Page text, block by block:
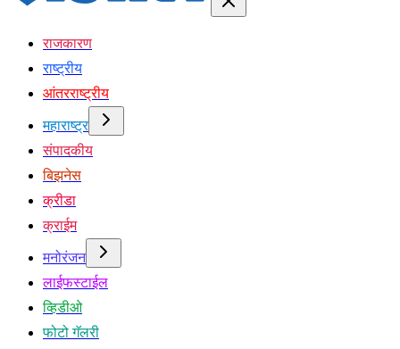
राजकारण
राष्ट्रीय
आंतरराष्ट्रीय
महाराष्ट्र
संपादकीय
बिझनेस
क्रीडा
क्राईम
मनोरंजन
लाईफस्टाईल
व्हिडीओ
फोटो गॅलरी